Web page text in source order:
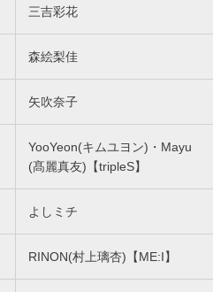
三吉彩花
森絵梨佳
矢吹奈子
YooYeon(キムユヨン)・Mayu
(髙麗真友)【tripleS】
よしミチ
RINON(村上璃杏)【ME:I】